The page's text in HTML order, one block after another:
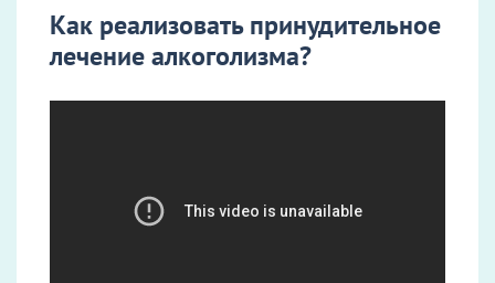
Как реализовать принудительное
лечение алкоголизма?